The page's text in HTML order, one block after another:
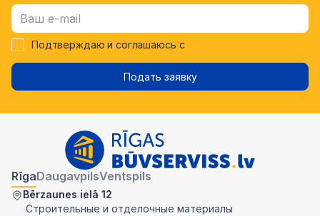
Подтверждаю и соглашаюсь с
Подать заявку
RīgaDaugavpilsVentspils
Bērzaunes ielā 12
Строительные и отделочные материалы